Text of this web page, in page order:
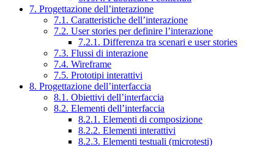
7. Progettazione dell’interazione
7.1. Caratteristiche dell’interazione
7.2. User stories per definire l’interazione
7.2.1. Differenza tra scenari e user stories
7.3. Flussi di interazione
7.4. Wireframe
7.5. Prototipi interattivi
8. Progettazione dell’interfaccia
8.1. Obiettivi dell’interfaccia
8.2. Elementi dell’interfaccia
8.2.1. Elementi di composizione
8.2.2. Elementi interattivi
8.2.3. Elementi testuali (microtesti)